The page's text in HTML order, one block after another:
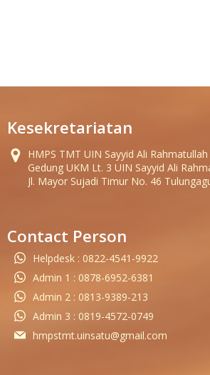
Kesekretariatan
HMPS TMT UIN Sayyid Ali
Gedung UKM Lt. 3 UIN Sayyid Ali
Jl. Mayor Sujadi Timur No. 46
Contact Person
Helpdesk : 0822-4541-9922
Admin 1 : 0878-6952-6381
Admin 2 : 0813-9389-213
Admin 3 : 0819-4572-0749
hmpstmt.uinsatu@gmail.com